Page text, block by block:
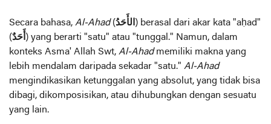
Secara bahasa, Al-Ahad(الأَحَدُ ) berasal dari akar kata "aḥad"
(أَحَدٌ ) yang berarti "satu" atau "tunggal." Namun, dalam
konteks Asma' Allah Swt, Al-Ahadmemiliki makna yang
lebih mendalam daripada sekadar "satu." Al-Ahad
mengindikasikan ketunggalan yang absolut, yang tidak bisa
dibagi, dikomposisikan, atau dihubungkan dengan sesuatu
yang lain.